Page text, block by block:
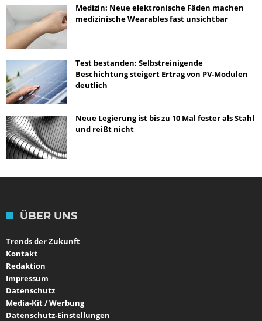
Medizin: Neue elektronische Fäden machen
medizinische Wearables fast unsichtbar
Test bestanden: Selbstreinigende
Beschichtung steigert Ertrag von PV-Modulen
deutlich
Neue Legierung ist bis zu 10 Mal fester als Stahl
und reißt nicht
ÜBER UNS
Trends der Zukunft
Kontakt
Redaktion
Impressum
Datenschutz
Media-Kit / Werbung
Datenschutz-Einstellungen